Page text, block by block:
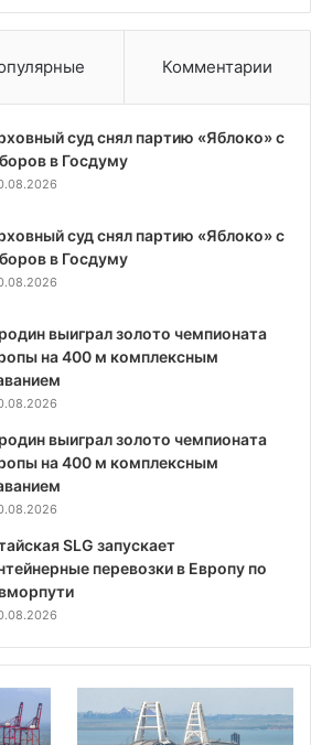
Комментарии
суд снял партию «Яблоко» с
в Госдуму
суд снял партию «Яблоко» с
в Госдуму
выиграл золото чемпионата
на 400 м комплексным
выиграл золото чемпионата
на 400 м комплексным
SLG запускает
перевозки в Европу по